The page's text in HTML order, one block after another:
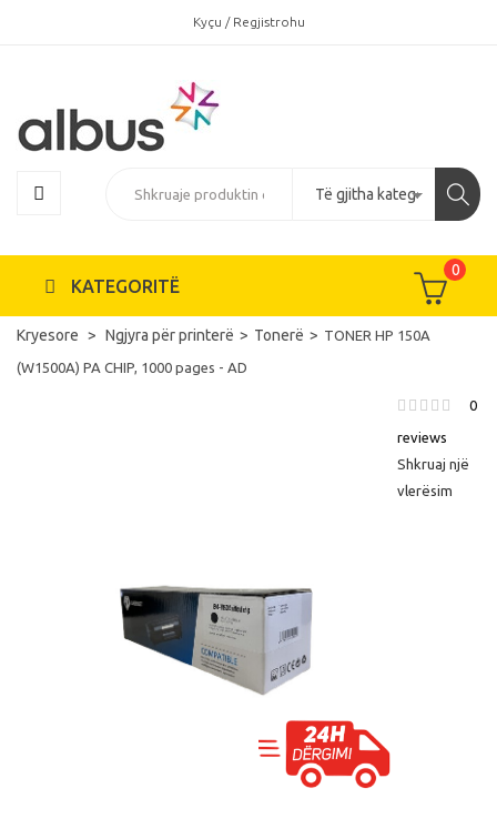
Kyçu / Regjistrohu
0
KATEGORITË
Kryesore Ngjyra për printerë Tonerë TONER HP 150A
(W1500A) PA CHIP, 1000 pages - AD
0
reviews
Shkruaj një
vlerësim